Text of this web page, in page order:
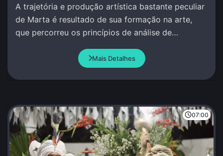
A trajetória e produção artística bastante peculiar
de Marta é resultado de sua formação na arte,
que percorreu os princípios de análise de
Mais Detalhes
07:00